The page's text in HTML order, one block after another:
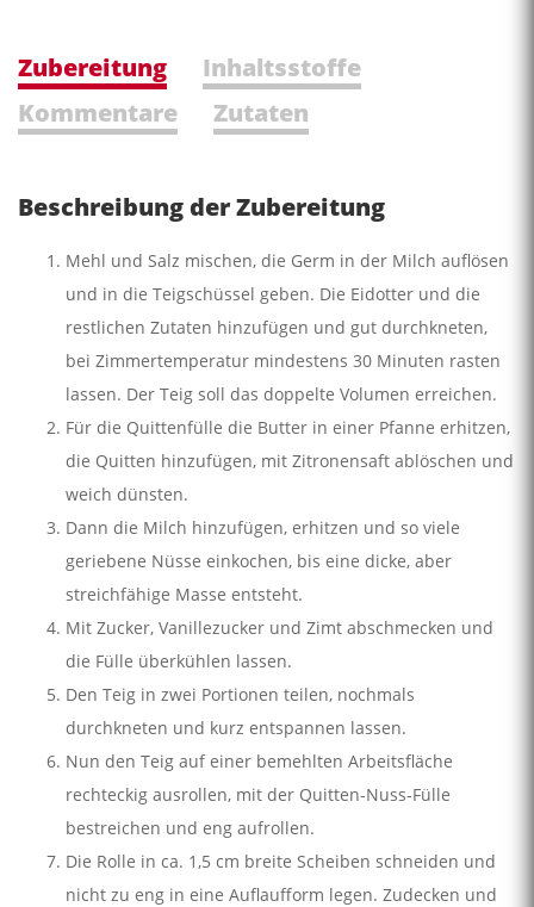
Zubereitung
Inhaltsstoffe
Kommentare
Zutaten
Beschreibung der Zubereitung
Mehl und Salz mischen, die Germ in der Milch auflösen
und in die Teigschüssel geben. Die Eidotter und die
restlichen Zutaten hinzufügen und gut durchkneten,
bei Zimmertemperatur mindestens 30 Minuten rasten
lassen. Der Teig soll das doppelte Volumen erreichen.
Für die Quittenfülle die Butter in einer Pfanne erhitzen,
die Quitten hinzufügen, mit Zitronensaft ablöschen und
weich dünsten.
Dann die Milch hinzufügen, erhitzen und so viele
geriebene Nüsse einkochen, bis eine dicke, aber
streichfähige Masse entsteht.
Mit Zucker, Vanillezucker und Zimt abschmecken und
die Fülle überkühlen lassen.
Den Teig in zwei Portionen teilen, nochmals
durchkneten und kurz entspannen lassen.
Nun den Teig auf einer bemehlten Arbeitsfläche
rechteckig ausrollen, mit der Quitten-Nuss-Fülle
bestreichen und eng aufrollen.
Die Rolle in ca. 1,5 cm breite Scheiben schneiden und
nicht zu eng in eine Auflaufform legen. Zudecken und